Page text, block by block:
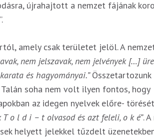
újrahajtott a nemzet fájának
amely csak területet jelöl. A
nem jelszavak, nem jelvények […]
és hagyományai.”Összetartozunk
soha nem volt ilyen fontos, hogy
az idegen nyelvek előre-
T o l d i – t olvasod és azt feleli, o k é”.
helyett jelekkel tűzdelt